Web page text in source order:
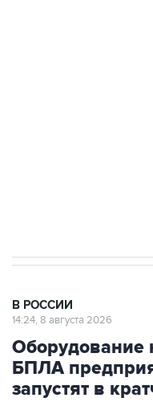
В РОССИИ
14:24, 8 августа 2026
Оборудование
БПЛА
запустят в